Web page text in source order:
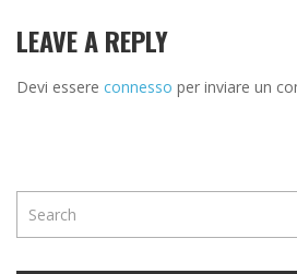
LEAVE A REPLY
Devi essere connesso per inviare un